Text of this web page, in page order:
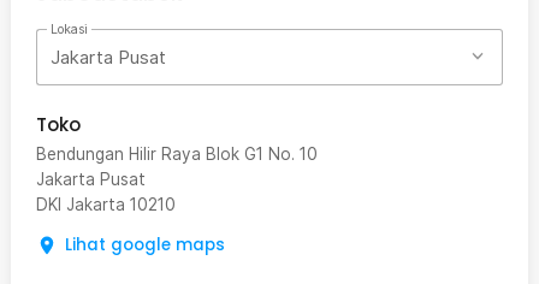
Lokasi
Jakarta Pusat
Toko
Bendungan Hilir Raya Blok G1 No. 10
Jakarta Pusat
DKI Jakarta 10210
Lihat google maps